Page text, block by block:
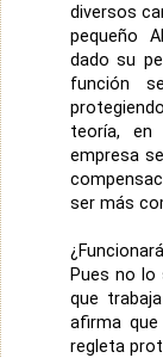
diversos
pequeño
dado su
función
teoría,
empresa
ser más
Pues no lo
que
afirma
regleta